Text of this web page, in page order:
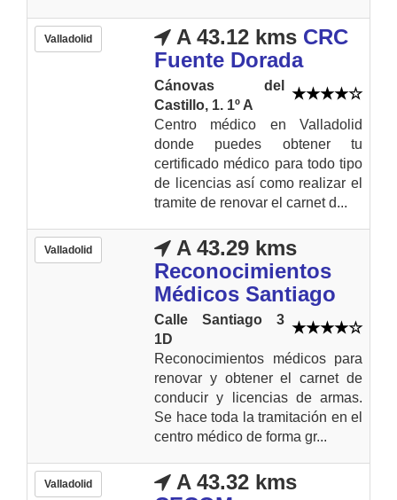
Valladolid A 43.12 kms CRC
Fuente Dorada
Cánovas del
Castillo, 1. 1º A
Centro médico en Valladolid
donde puedes obtener tu
certificado médico para todo tipo
de licencias así como realizar el
tramite de renovar el carnet d...
Valladolid
A 43.29 kms
Reconocimientos
Médicos Santiago
Calle Santiago 3
1D
Reconocimientos médicos para
renovar y obtener el carnet de
conducir y licencias de armas.
Se hace toda la tramitación en el
centro médico de forma gr...
Valladolid
A 43.32 kms